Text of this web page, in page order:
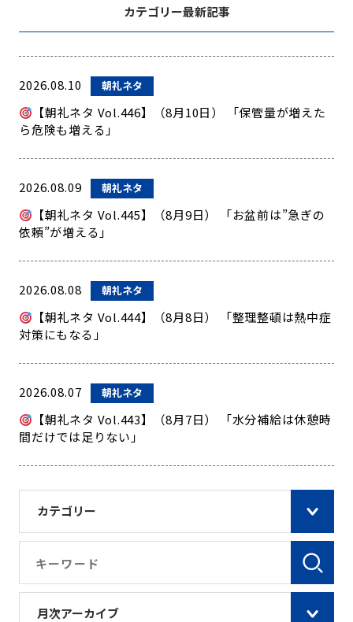
カテゴリー
月次アーカイブ
カテゴリー最新記事
2026.08.10 朝礼ネタ
【朝礼ネタ Vol.446】（8月10日） 「保管量が増えた
ら危険も増える」
2026.08.09 朝礼ネタ
【朝礼ネタ Vol.445】（8月9日） 「お盆前は”急ぎの
依頼”が増える」
2026.08.08 朝礼ネタ
【朝礼ネタ Vol.444】（8月8日） 「整理整頓は熱中症
対策にもなる」
2026.08.07 朝礼ネタ
【朝礼ネタ Vol.443】（8月7日） 「水分補給は休憩時
間だけでは足りない」